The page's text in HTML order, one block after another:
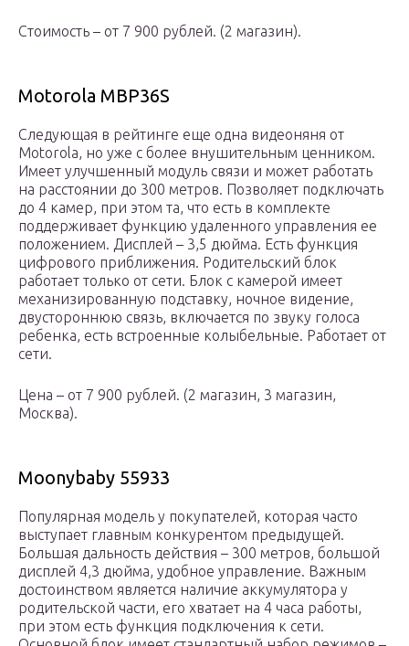
Стоимость – от 7 900 рублей. (2 магазин).
Motorola MBP36S
Следующая в рейтинге еще одна видеоняня от
Motorola, но уже с более внушительным ценником.
Имеет улучшенный модуль связи и может работать
на расстоянии до 300 метров. Позволяет подключать
до 4 камер, при этом та, что есть в комплекте
поддерживает функцию удаленного управления ее
положением. Дисплей – 3,5 дюйма. Есть функция
цифрового приближения. Родительский блок
работает только от сети. Блок с камерой имеет
механизированную подставку, ночное видение,
двустороннюю связь, включается по звуку голоса
ребенка, есть встроенные колыбельные. Работает от
сети.
Цена – от 7 900 рублей. (2 магазин, 3 магазин,
Москва).
Moonybaby 55933
Популярная модель у покупателей, которая часто
выступает главным конкурентом предыдущей.
Большая дальность действия – 300 метров, большой
дисплей 4,3 дюйма, удобное управление. Важным
достоинством является наличие аккумулятора у
родительской части, его хватает на 4 часа работы,
при этом есть функция подключения к сети.